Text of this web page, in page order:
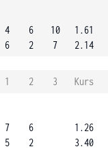
4
6
6
2
10
7
1.61
2.14
1 2 3
Kurs
7
5
6
2
1.26
3.40